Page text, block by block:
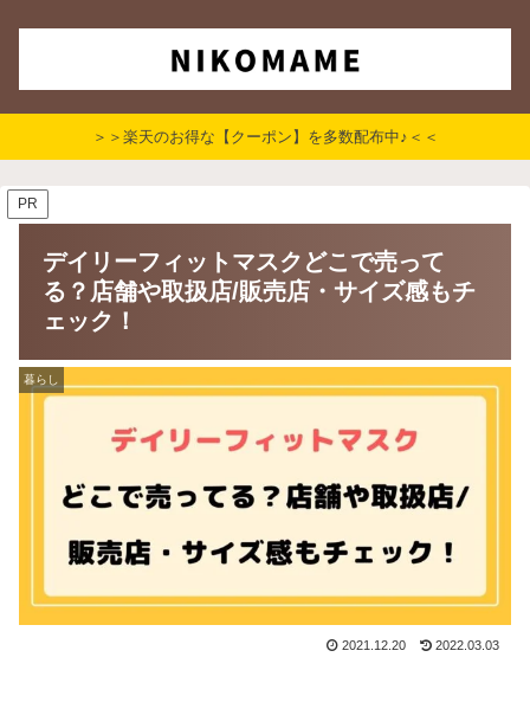
＞＞楽天のお得な【クーポン】を多数配布中♪＜＜
PR
デイリーフィットマスクどこで売って
る？店舗や取扱店/販売店・サイズ感もチ
ェック！
暮らし
2021.12.20 2022.03.03